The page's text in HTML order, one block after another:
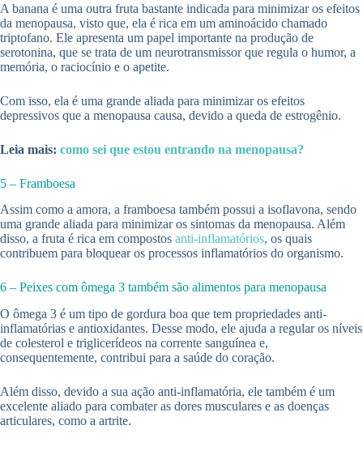
A banana é uma outra fruta bastante indicada para minimizar os efeitos
da menopausa, visto que, ela é rica em um aminoácido chamado
triptofano. Ele apresenta um papel importante na produção de
serotonina, que se trata de um neurotransmissor que regula o humor, a
memória, o raciocínio e o apetite.
Com isso, ela é uma grande aliada para minimizar os efeitos
depressivos que a menopausa causa, devido a queda de estrogênio.
Leia mais: como sei que estou entrando na menopausa?
5 – Framboesa
Assim como a amora, a framboesa também possui a isoflavona, sendo
uma grande aliada para minimizar os sintomas da menopausa. Além
disso, a fruta é rica em compostos anti-inflamatórios, os quais
contribuem para bloquear os processos inflamatórios do organismo.
6 – Peixes com ômega 3 também são alimentos para menopausa
O ômega 3 é um tipo de gordura boa que tem propriedades anti-
inflamatórias e antioxidantes. Desse modo, ele ajuda a regular os níveis
de colesterol e triglicerídeos na corrente sanguínea e,
consequentemente, contribui para a saúde do coração.
Além disso, devido a sua ação anti-inflamatória, ele também é um
excelente aliado para combater as dores musculares e as doenças
articulares, como a artrite.